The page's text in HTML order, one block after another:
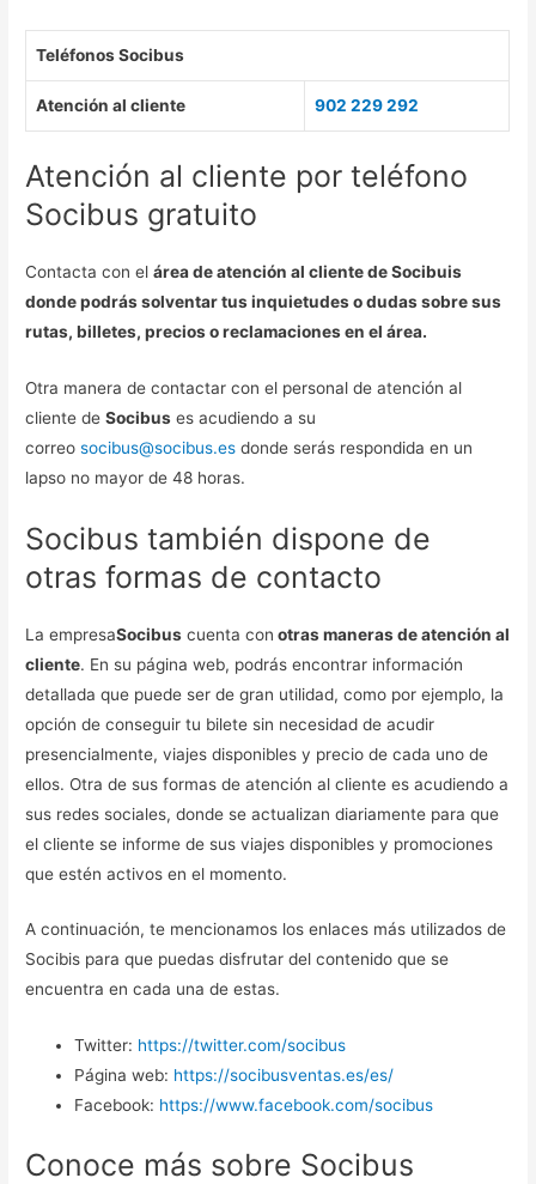
Teléfonos Socibus
Atención al cliente 902 229 292
Atención al cliente por teléfono
Socibus gratuito
Contacta con elárea de atención al cliente de Socibuis
donde podrás solventar tus inquietudes o dudas sobre sus
rutas, billetes, precios o reclamaciones en el área.
Otra manera de contactar con el personal de atención al
cliente deSocibus es acudiendo a su
correosocibus@socibus.es donde serás respondida en un
lapso no mayor de 48 horas.
Socibus también dispone de
otras formas de contacto
La empresaSocibus cuenta con otras maneras de atención al
cliente. En su página web, podrás encontrar información
detallada que puede ser de gran utilidad, como por ejemplo, la
opción de conseguir tu bilete sin necesidad de acudir
presencialmente, viajes disponibles y precio de cada uno de
ellos. Otra de sus formas de atención al cliente es acudiendo a
sus redes sociales, donde se actualizan diariamente para que
el cliente se informe de sus viajes disponibles y promociones
que estén activos en el momento.
A continuación, te mencionamos los enlaces más utilizados de
Socibis para que puedas disfrutar del contenido que se
encuentra en cada una de estas.
Twitter: https://twitter.com/socibus
Página web: https://socibusventas.es/es/
Facebook: https://www.facebook.com/socibus
Conoce más sobre Socibus